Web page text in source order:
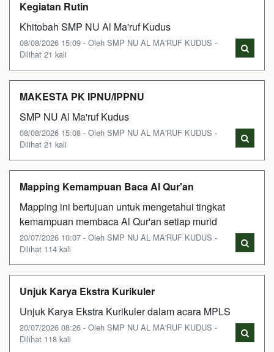
Kegiatan Rutin
Khitobah SMP NU Al Ma'ruf Kudus
08/08/2026 15:09 - Oleh SMP NU AL MA'RUF KUDUS -
Dilihat 21 kali
MAKESTA PK IPNU/IPPNU
SMP NU Al Ma'ruf Kudus
08/08/2026 15:08 - Oleh SMP NU AL MA'RUF KUDUS -
Dilihat 21 kali
Mapping Kemampuan Baca Al Qur'an
Mapping ini bertujuan untuk mengetahui tingkat
kemampuan membaca Al Qur'an setiap murid
20/07/2026 10:07 - Oleh SMP NU AL MA'RUF KUDUS -
Dilihat 114 kali
Unjuk Karya Ekstra Kurikuler
Unjuk Karya Ekstra Kurikuler dalam acara MPLS
20/07/2026 08:26 - Oleh SMP NU AL MA'RUF KUDUS -
Dilihat 118 kali